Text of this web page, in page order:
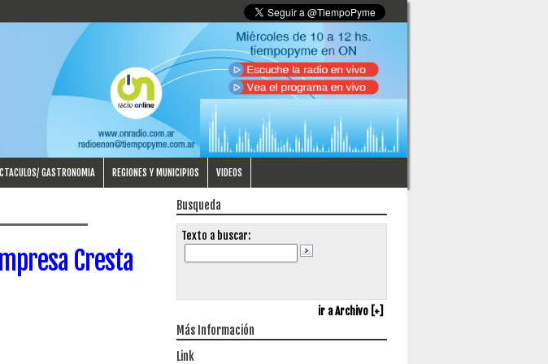
GASTRONOMIA REGIONES Y MUNICIPIOS VIDEOS
Cresta
Busqueda
Texto a buscar:
ir a Archivo [+]
Más Información
Link